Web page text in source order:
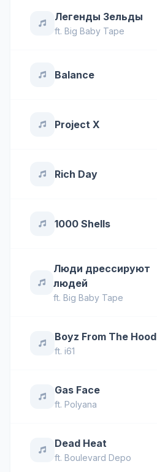
Легенды Зельды
ft. Big Baby Tape
Balance
Project X
Rich Day
1000 Shells
Люди дрессируют
людей
ft. Big Baby Tape
Boyz From The Hood
ft. i61
Gas Face
ft. Polyana
Dead Heat
ft. Boulevard Depo